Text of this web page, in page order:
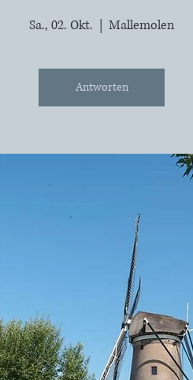
Sa., 02. Okt. Mallemolen
Antworten